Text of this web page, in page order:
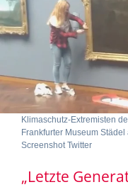
Klimaschutz-Extremisten
Frankfurter Museum
Screenshot Twitter
„Letzte